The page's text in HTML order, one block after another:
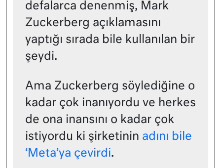
defalarca denenmiş, Mark
Zuckerberg açıklamasını
yaptığı sırada bile kullanılan bir
şeydi.
Ama Zuckerberg söylediğine o
kadar çok inanıyordu ve herkes
de ona inansını o kadar çok
istiyordu ki şirketinin adını bile
‘Meta’ya çevirdi.